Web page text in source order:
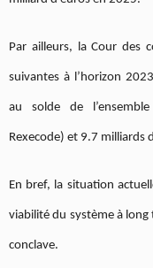
Par ailleurs, la Cour des
suivantes à l’horizon
au solde de
Rexecode) et 9.7 milliards
En bref, la situation
viabilité du système à long
conclave.